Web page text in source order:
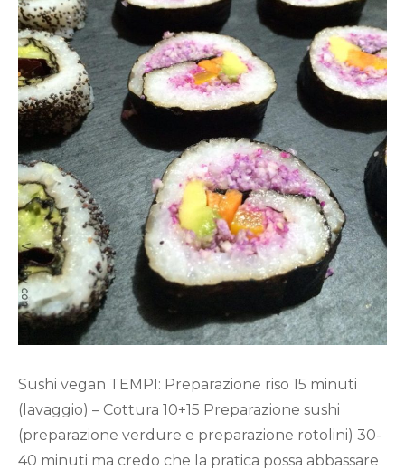
Sushi vegan TEMPI: Preparazione riso 15 minuti
(lavaggio) – Cottura 10+15 Preparazione sushi
(preparazione verdure e preparazione rotolini) 30-
40 minuti ma credo che la pratica possa abbassare